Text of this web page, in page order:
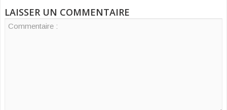
LAISSER UN COMMENTAIRE